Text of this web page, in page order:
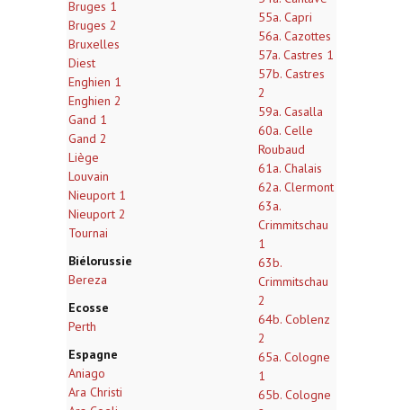
Bruges 1
Bruges 2
Bruxelles
Diest
Enghien 1
Enghien 2
Gand 1
Gand 2
Liège
Louvain
Nieuport 1
Nieuport 2
Tournai
Biélorussie
Bereza
Ecosse
Perth
Espagne
Aniago
Ara Christi
55a. Capri
56a. Cazottes
57a. Castres 1
57b. Castres
2
59a. Casalla
60a. Celle
Roubaud
61a. Chalais
62a. Clermont
63a.
Crimmitschau
1
63b.
Crimmitschau
2
64b. Coblenz
2
65a. Cologne
1
65b. Cologne